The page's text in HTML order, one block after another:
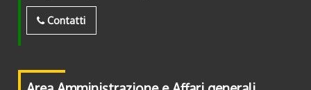
Contatti